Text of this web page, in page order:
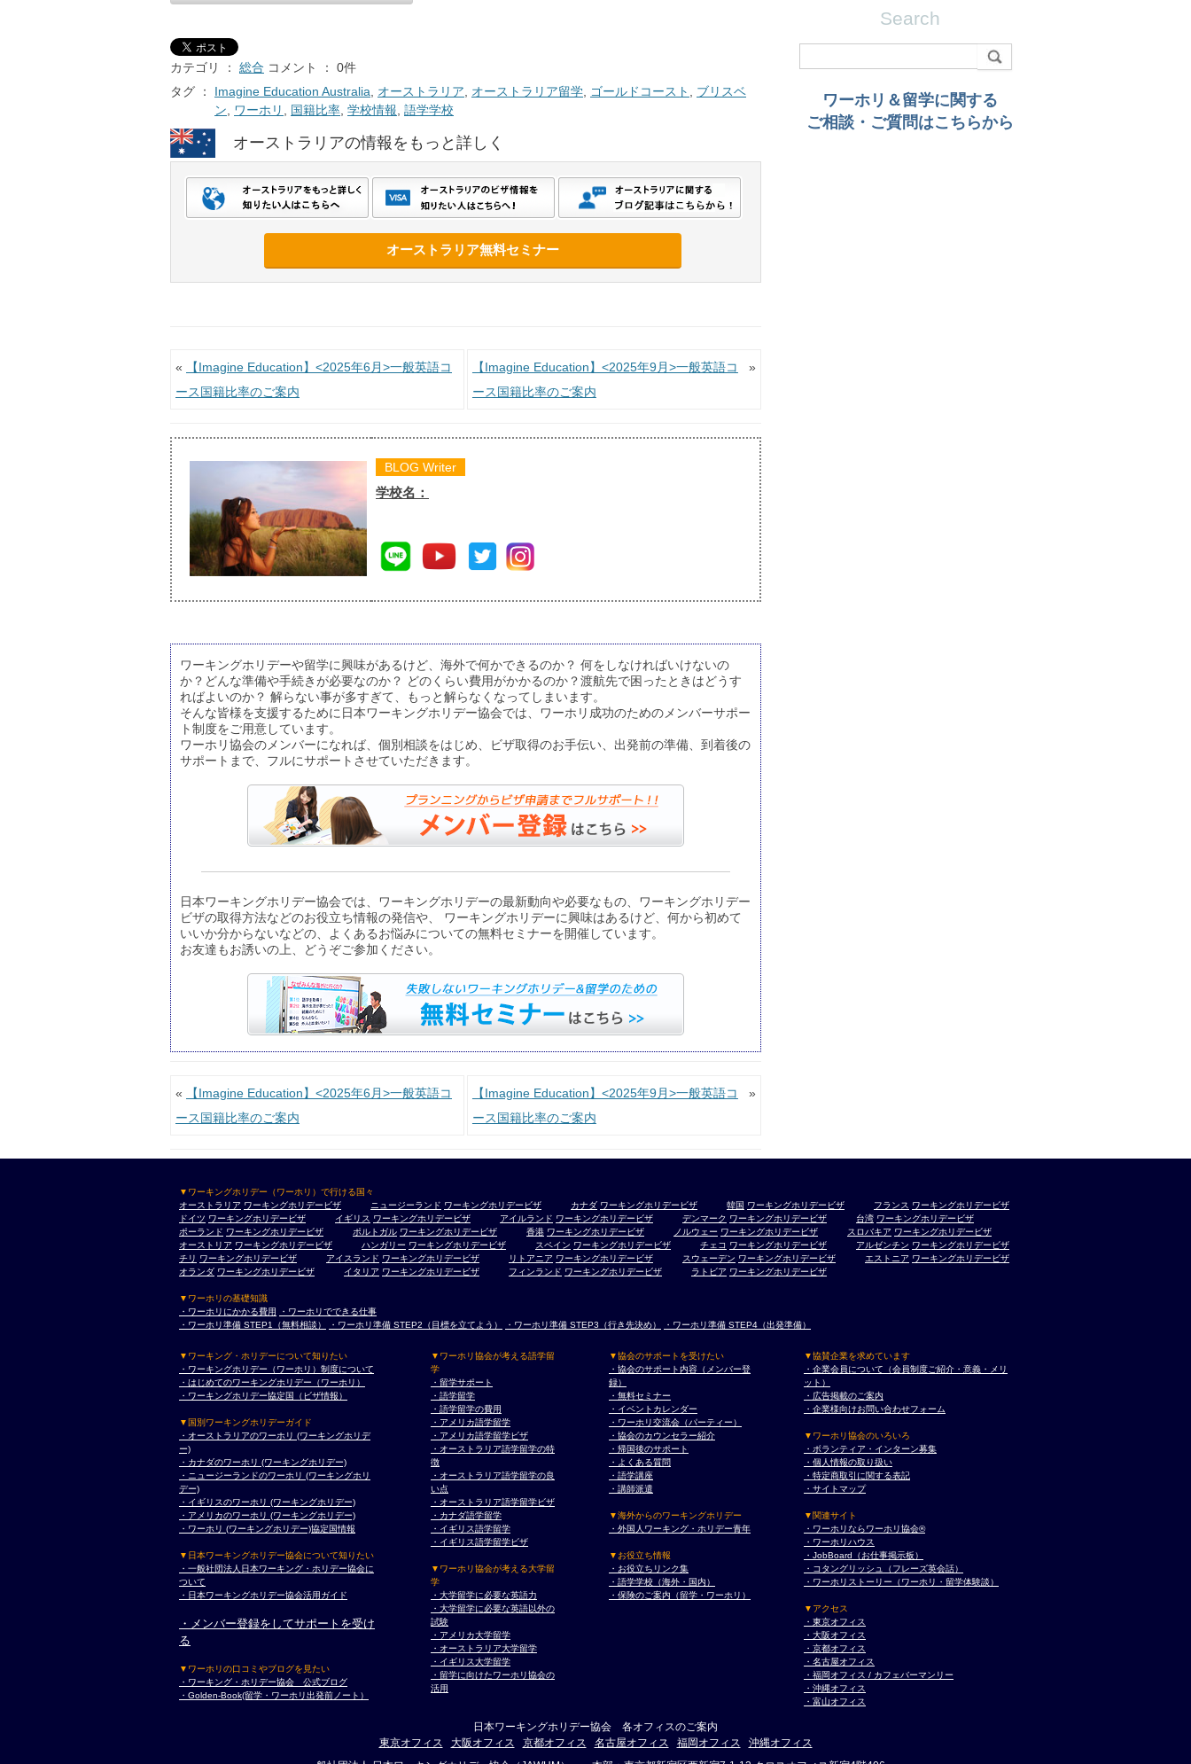
カテゴリ ： 総合 コメント ： 0件
タグ ：
Imagine Education Australia オーストラリア オーストラリア留学 ゴールドコースト
ブリスベ
ン
ワーホリ 国籍比率 学校情報 語学学校
オーストラリアの情報をもっと詳しく
オーストラリア無料セミナー
投稿ナビゲーション
«
【Imagine Education】<2025年6月>一般英語コ
ース国籍比率のご案内
»
【Imagine Education】<2025年9月>一般英語コ
ース国籍比率のご案内
BLOG Writer
学校名：
ワーキングホリデーや留学に興味があるけど、海外で何かできるのか？ 何をしなければいけないの
か？どんな準備や手続きが必要なのか？ どのくらい費用がかかるのか？渡航先で困ったときはどうす
ればよいのか？ 解らない事が多すぎて、もっと解らなくなってしまいます。
そんな皆様を支援するために日本ワーキングホリデー協会では、ワーホリ成功のためのメンバーサポー
ト制度をご用意しています。
ワーホリ協会のメンバーになれば、個別相談をはじめ、ビザ取得のお手伝い、出発前の準備、到着後の
サポートまで、フルにサポートさせていただきます。
日本ワーキングホリデー協会では、ワーキングホリデーの最新動向や必要なもの、ワーキングホリデー
ビザの取得方法などのお役立ち情報の発信や、 ワーキングホリデーに興味はあるけど、何から初めて
いいか分からないなどの、よくあるお悩みについての無料セミナーを開催しています。
お友達もお誘いの上、どうぞご参加ください。
投稿ナビゲーション
«
【Imagine Education】<2025年6月>一般英語コ
ース国籍比率のご案内
»
【Imagine Education】<2025年9月>一般英語コ
ース国籍比率のご案内
Search
ワーホリ＆留学に関する
ご相談・ご質問はこちらから
▼ワーキングホリデー（ワーホリ）で行ける国々
オーストラリア ワーキングホリデービザ ニュージーランド ワーキングホリデービザ カナダ ワーキングホリデービザ 韓国 ワーキングホリデービザ フランス ワーキングホリデービザ
ドイツ ワーキングホリデービザ イギリス ワーキングホリデービザ アイルランド ワーキングホリデービザ デンマーク ワーキングホリデービザ 台湾 ワーキングホリデービザ
ポーランド ワーキングホリデービザ ポルトガル ワーキングホリデービザ 香港 ワーキングホリデービザ ノルウェー ワーキングホリデービザ スロバキア ワーキングホリデービザ
オーストリア ワーキングホリデービザ ハンガリー ワーキングホリデービザ スペイン ワーキングホリデービザ チェコ ワーキングホリデービザ アルゼンチン ワーキングホリデービザ
チリ ワーキングホリデービザ アイスランド ワーキングホリデービザ リトアニア ワーキングホリデービザ スウェーデン ワーキングホリデービザ エストニア ワーキングホリデービザ
オランダ ワーキングホリデービザ イタリア ワーキングホリデービザ フィンランド ワーキングホリデービザ ラトビア ワーキングホリデービザ
▼ワーホリの基礎知識
・ワーホリにかかる費用
・ワーホリでできる仕事
・ワーホリ準備 STEP1（無料相談）
・ワーホリ準備 STEP2（目標を立てよう） ・ワーホリ準備 STEP3（行き先決め） ・ワーホリ準備 STEP4（出発準備）
▼ワーキング・ホリデーについて知りたい
・ワーキングホリデー（ワーホリ）制度について
・はじめてのワーキングホリデー（ワーホリ）
・ワーキングホリデー協定国（ビザ情報）
▼国別ワーキングホリデーガイド
・オーストラリアのワーホリ (ワーキングホリデ
ー)
・カナダのワーホリ (ワーキングホリデー)
・ニュージーランドのワーホリ (ワーキングホリ
デー)
・イギリスのワーホリ (ワーキングホリデー)
・アメリカのワーホリ (ワーキングホリデー)
・ワーホリ (ワーキングホリデー)協定国情報
▼日本ワーキングホリデー協会について知りたい
・一般社団法人日本ワーキング・ホリデー協会に
ついて
・日本ワーキングホリデー協会活用ガイド
・メンバー登録をしてサポートを受け
る
▼ワーホリの口コミやブログを見たい
・ワーキング・ホリデー協会 公式ブログ
・Golden-Book(留学・ワーホリ出発前ノート）
▼ワーホリ協会が考える語学留
学
・留学サポート
・語学留学
・語学留学の費用
・アメリカ語学留学
・アメリカ語学留学ビザ
・オーストラリア語学留学の特
徴
・オーストラリア語学留学の良
い点
・オーストラリア語学留学ビザ
・カナダ語学留学
・イギリス語学留学
・イギリス語学留学ビザ
▼ワーホリ協会が考える大学留
学
・大学留学に必要な英語力
・大学留学に必要な英語以外の
試験
・アメリカ大学留学
・オーストラリア大学留学
・イギリス大学留学
・留学に向けたワーホリ協会の
活用
▼協会のサポートを受けたい
・協会のサポート内容（メンバー登
録）
・無料セミナー
・イベントカレンダー
・ワーホリ交流会（パーティー）
・協会のカウンセラー紹介
・帰国後のサポート
・よくある質問
・語学講座
・講師派遣
▼海外からのワーキングホリデー
・外国人ワーキング・ホリデー青年
▼お役立ち情報
・お役立ちリンク集
・語学学校（海外・国内）
・保険のご案内（留学・ワーホリ）
▼協賛企業を求めています
・企業会員について（会員制度ご紹介・意義・メリ
ット）
・広告掲載のご案内
・企業様向けお問い合わせフォーム
▼ワーホリ協会のいろいろ
・ボランティア・インターン募集
・個人情報の取り扱い
・特定商取引に関する表記
・サイトマップ
▼関連サイト
・ワーホリならワーホリ協会®︎
・ワーホリハウス
・JobBoard（お仕事掲示板）
・コタングリッシュ（フレーズ英会話）
・ワーホリストーリー（ワーホリ・留学体験談）
▼アクセス
・東京オフィス
・大阪オフィス
・京都オフィス
・名古屋オフィス
・福岡オフィス / カフェバーマンリー
・沖縄オフィス
・富山オフィス
日本ワーキングホリデー協会 各オフィスのご案内
東京オフィス
大阪オフィス 京都オフィス 名古屋オフィス 福岡オフィス
沖縄オフィス